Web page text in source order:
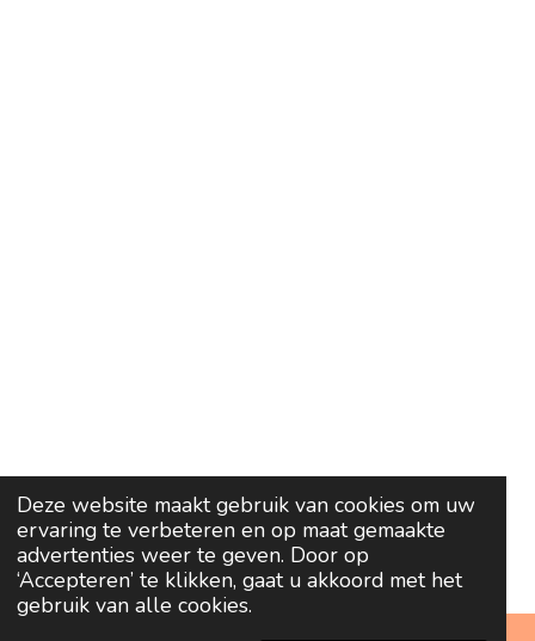
Deze website maakt gebruik van cookies om uw
ervaring te verbeteren en op maat gemaakte
advertenties weer te geven. Door op
‘Accepteren’ te klikken, gaat u akkoord met het
gebruik van alle cookies.